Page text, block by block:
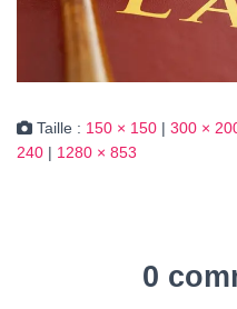
Taille : 150 × 150 | 300 ×
240 | 1280 × 853
0